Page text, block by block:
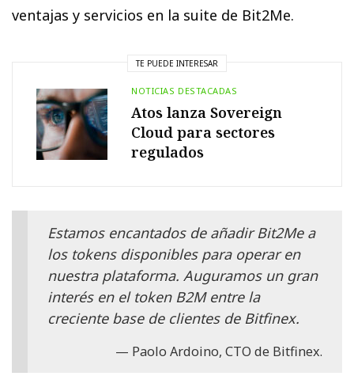
ventajas y servicios en la suite de Bit2Me.
TE PUEDE INTERESAR
NOTICIAS DESTACADAS
Atos lanza Sovereign
Cloud para sectores
regulados
Estamos encantados de añadir Bit2Me a
los tokens disponibles para operar en
nuestra plataforma. Auguramos un gran
interés en el token B2M entre la
creciente base de clientes de Bitfinex.
Paolo Ardoino, CTO de Bitfinex.